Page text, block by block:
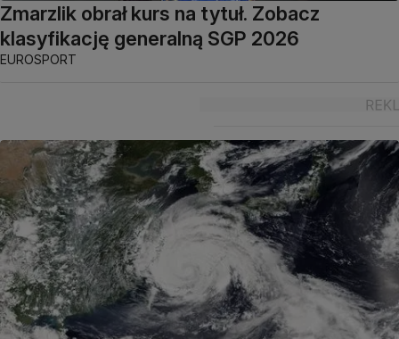
Zmarzlik obrał kurs na tytuł. Zobacz
klasyfikację generalną SGP 2026
EUROSPORT